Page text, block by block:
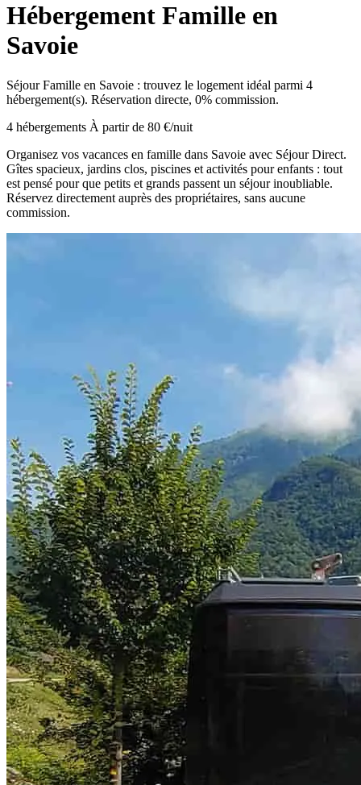
Hébergement Famille en
Savoie
Séjour Famille en Savoie : trouvez le logement idéal parmi 4
hébergement(s). Réservation directe, 0% commission.
4 hébergements À partir de 80 €/nuit
Organisez vos vacances en famille dans Savoie avec Séjour Direct.
Gîtes spacieux, jardins clos, piscines et activités pour enfants : tout
est pensé pour que petits et grands passent un séjour inoubliable.
Réservez directement auprès des propriétaires, sans aucune
commission.